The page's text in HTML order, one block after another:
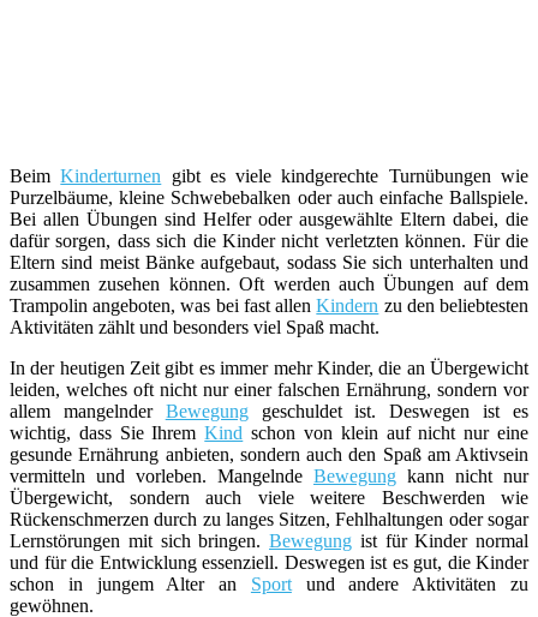
BeimKinderturnen gibt es viele kindgerechte Turnübungen wie
Purzelbäume, kleine Schwebebalken oder auch einfache Ballspiele.
Bei allen Übungen sind Helfer oder ausgewählte Eltern dabei, die
dafür sorgen, dass sich die Kinder nicht verletzten können. Für die
Eltern sind meist Bänke aufgebaut, sodass Sie sich unterhalten und
zusammen zusehen können. Oft werden auch Übungen auf dem
Trampolin angeboten, was bei fast allenKindern zu den beliebtesten
Aktivitäten zählt und besonders viel Spaß macht.
In der heutigen Zeit gibt es immer mehr Kinder, die an Übergewicht
leiden, welches oft nicht nur einer falschen Ernährung, sondern vor
allem mangelnder Bewegunggeschuldet ist. Deswegen ist es
wichtig, dass Sie IhremKind schon von klein auf nicht nur eine
gesunde Ernährung anbieten, sondern auch den Spaß am Aktivsein
vermitteln und vorleben. Mangelnde Bewegung kann nicht nur
Übergewicht, sondern auch viele weitere Beschwerden wie
Rückenschmerzen durch zu langes Sitzen, Fehlhaltungen oder sogar
Lernstörungen mit sich bringen. Bewegung ist für Kinder normal
und für die Entwicklung essenziell. Deswegen ist es gut, die Kinder
schon in jungem Alter an Sportund andere Aktivitäten zu
gewöhnen.